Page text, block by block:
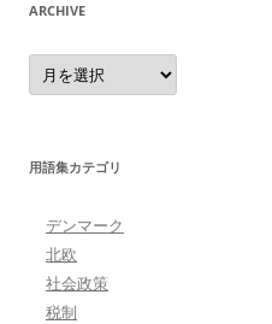
ARCHIVE
Archive
用語集カテゴリ
デンマーク
北欧
社会政策
税制